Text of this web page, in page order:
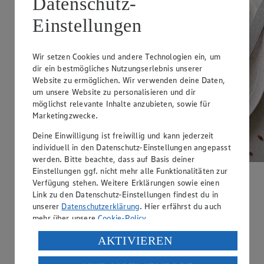
Green Goddess Bowl
Zubereitungsdauer
45 min.
Ernährungsweise
Vegan
Einstellungen
Wir setzen Cookies und andere Technologien ein, um
dir ein bestmögliches Nutzungserlebnis unserer
Website zu ermöglichen. Wir verwenden deine Daten,
um unsere Website zu personalisieren und dir
möglichst relevante Inhalte anzubieten, sowie für
Marketingzwecke.
Deine Einwilligung ist freiwillig und kann jederzeit
individuell in den Datenschutz-Einstellungen angepasst
werden. Bitte beachte, dass auf Basis deiner
Einstellungen ggf. nicht mehr alle Funktionalitäten zur
Verfügung stehen. Weitere Erklärungen sowie einen
Link zu den Datenschutz-Einstellungen findest du in
unserer Datenschutzerklärung. Hier erfährst du auch
mehr über unsereCookie-Policy.
Verarbeitung deiner personenbezogenen Daten in den
USA durch Facebook und YouTube:
AKTIVIEREN